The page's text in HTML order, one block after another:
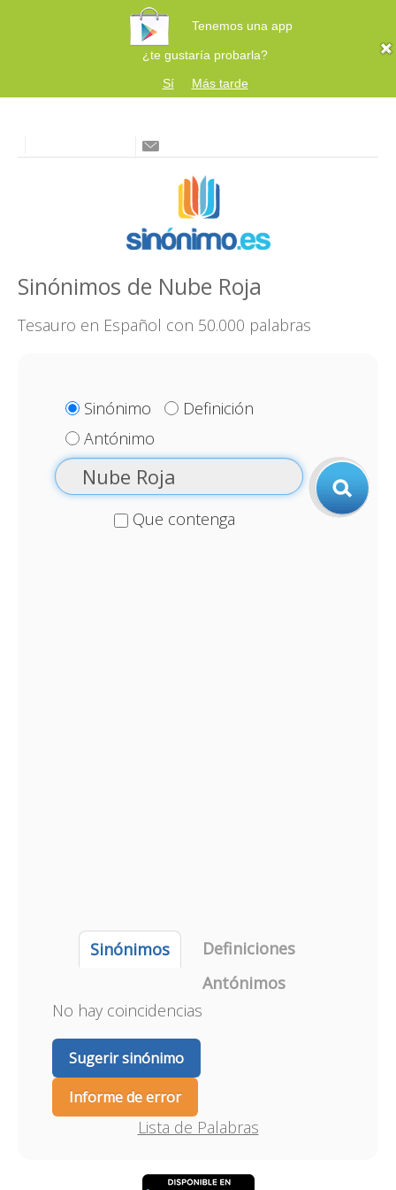
Tenemos una app
¿te gustaría probarla?
Sí
Más tarde
Sinónimos de Nube Roja
Tesauro en Español con 50.000 palabras
Sinónimo
Definición
Antónimo
Que contenga
Sinónimos
Definiciones
Antónimos
No hay coincidencias
Sugerir sinónimo
Informe de error
Lista de Palabras